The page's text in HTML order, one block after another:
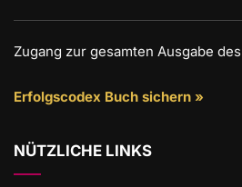
Zugang zur gesamten Ausgabe
Erfolgscodex Buch sichern »
NÜTZLICHE LINKS